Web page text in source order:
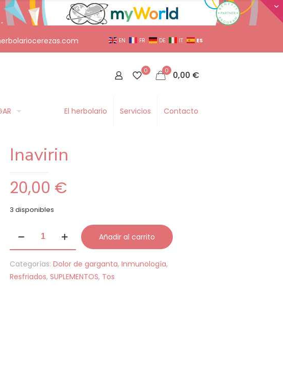
EN FR DE IT ES
0 0 0,00 €
El herbolario Servicios Contacto
Inavirin
20,00 €
3 disponibles
cantidad
Añadir al carrito
Categorías:Dolor de garganta,Inmunología,
Resfriados,SUPLEMENTOS, Tos